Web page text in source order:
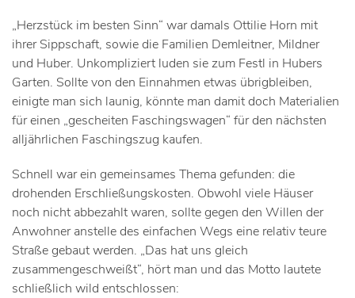
„Herzstück im besten Sinn“ war damals Ottilie Horn mit
ihrer Sippschaft, sowie die Familien Demleitner, Mildner
und Huber. Unkompliziert luden sie zum Festl in Hubers
Garten. Sollte von den Einnahmen etwas übrigbleiben,
einigte man sich launig, könnte man damit doch Materialien
für einen „gescheiten Faschingswagen“ für den nächsten
alljährlichen Faschingszug kaufen.
Schnell war ein gemeinsames Thema gefunden: die
drohenden Erschließungskosten. Obwohl viele Häuser
noch nicht abbezahlt waren, sollte gegen den Willen der
Anwohner anstelle des einfachen Wegs eine relativ teure
Straße gebaut werden. „Das hat uns gleich
zusammengeschweißt“, hört man und das Motto lautete
schließlich wild entschlossen: